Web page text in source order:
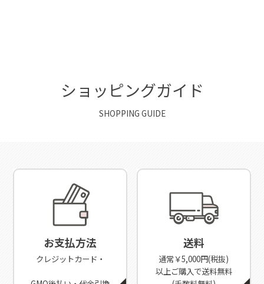
ショッピングガイド
SHOPPING GUIDE
お支払方法
クレジットカード・
送料
通常￥5,000円(税抜)
以上ご購入で送料無料